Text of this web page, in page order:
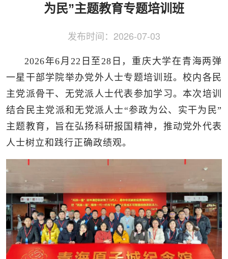
为民”主题教育专题培训班
发布时间： 2026-07-03
2026年6月22日至28日，重庆大学在青海两弹
一星干部学院举办党外人士专题培训班。校内各民
主党派骨干、无党派人士代表参加学习。本次培训
结合民主党派和无党派人士“参政为公、实干为民”
主题教育，旨在弘扬科研报国精神，推动党外代表
人士树立和践行正确政绩观。